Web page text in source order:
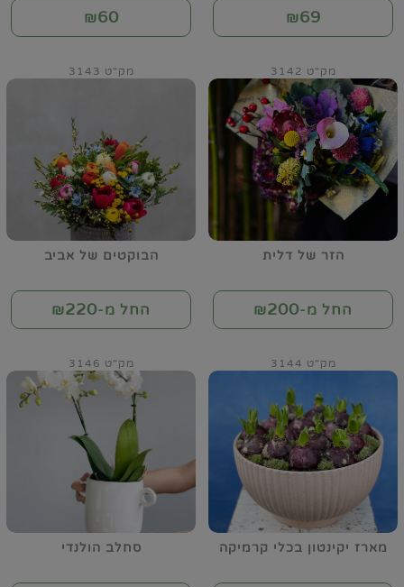
₪69
₪60
הזר של דלית
מק"ט 3142
החל מ-₪200
הבוקטים של אביב
מק"ט 3143
החל מ-₪220
מארז יקינטון בכלי קרמיקה
מק"ט 3144
סחלב הולנדי
מק"ט 3146